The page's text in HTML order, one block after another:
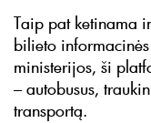
Taip pat ketinama
bilieto
ministerijos, ši
– autobusus,
transportą.